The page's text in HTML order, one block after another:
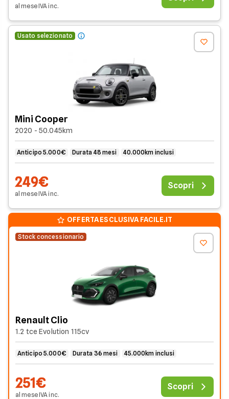
al meseIVAinc.
Usato selezionato
Mini Cooper
2020 - 50.045km
Anticipo 5.000€ Durata 48 mesi 40.000km inclusi
249€
al meseIVAinc.
Scopri
OFFERTA ESCLUSIVA FACILE.IT
Stock concessionario
Renault Clio
1.2 tce Evolution 115cv
Anticipo 5.000€ Durata 36 mesi 45.000km inclusi
251€
al meseIVAinc.
Scopri